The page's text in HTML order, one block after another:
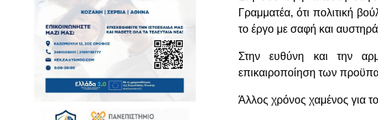
Γραμματέα, ότι πολιτική
το έργο με σαφή και
Στην ευθύνη και την
επικαιροποίηση των
Άλλος χρόνος χαμένος για